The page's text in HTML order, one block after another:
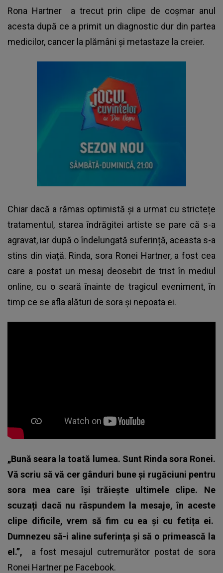
Rona Hartnera trecut prin clipe de coșmar anul
acesta după ce a primit un diagnostic dur din partea
medicilor, cancer la plămâni și metastaze la creier.
Chiar dacă a rămas optimistă și a urmat cu strictețe
tratamentul, starea îndrăgitei artiste se pare că s-a
agravat, iar după o îndelungată suferință, aceasta s-a
stins din viață. Rinda, sora Ronei Hartner, a fost cea
care a postat un mesaj deosebit de trist în mediul
online, cu o seară înainte de tragicul eveniment, în
timp ce se afla alături de sora și nepoata ei.
„Bună seara la toată lumea. Sunt Rinda sora Ronei.
Vă scriu să vă cer gânduri bune și rugăciuni pentru
sora mea care își trăiește ultimele clipe. Ne
scuzați dacă nu răspundem la mesaje, în aceste
clipe dificile, vrem să fim cu ea și cu fetița ei.
Dumnezeu să-i aline suferința și să o primească la
el.”, a fost mesajul cutremurător postat de sora
Ronei Hartner pe Facebook.